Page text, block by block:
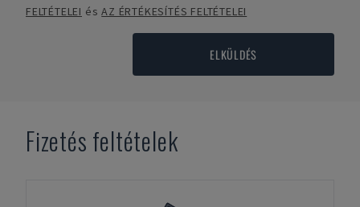
FELTÉTELEI ésAZ ÉRTÉKESÍTÉS FELTÉTELEI
ELKÜLDÉS
Fizetés feltételek